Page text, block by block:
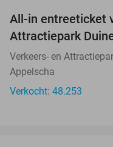
All-in entreeticket
Attractiepark
Verkeers- en
Appelscha
Verkocht: 48.253